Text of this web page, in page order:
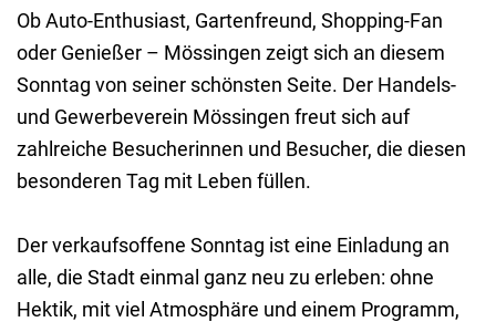
Ob Auto-Enthusiast, Gartenfreund, Shopping-Fan
oder Genießer – Mössingen zeigt sich an diesem
Sonntag von seiner schönsten Seite. Der Handels-
und Gewerbeverein Mössingen freut sich auf
zahlreiche Besucherinnen und Besucher, die diesen
besonderen Tag mit Leben füllen.
Der verkaufsoffene Sonntag ist eine Einladung an
alle, die Stadt einmal ganz neu zu erleben: ohne
Hektik, mit viel Atmosphäre und einem Programm,